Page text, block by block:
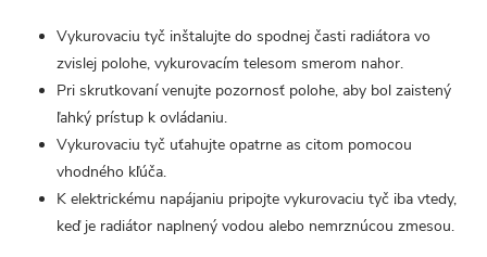
Vykurovaciu tyč inštalujte do spodnej časti radiátora vo
zvislej polohe, vykurovacím telesom smerom nahor.
Pri skrutkovaní venujte pozornosť polohe, aby bol zaistený
ľahký prístup k ovládaniu.
Vykurovaciu tyč uťahujte opatrne as citom pomocou
vhodného kľúča.
K elektrickému napájaniu pripojte vykurovaciu tyč iba vtedy,
keď je radiátor naplnený vodou alebo nemrznúcou zmesou.